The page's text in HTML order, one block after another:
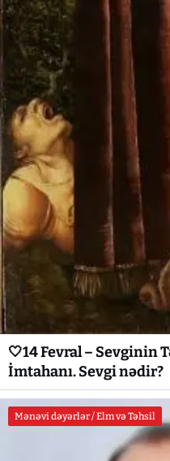
🤍14 Fevral – Sevginin
İmtahanı. Sevgi nədir?
Mənəvi dəyərlər / Elm və Təhsil